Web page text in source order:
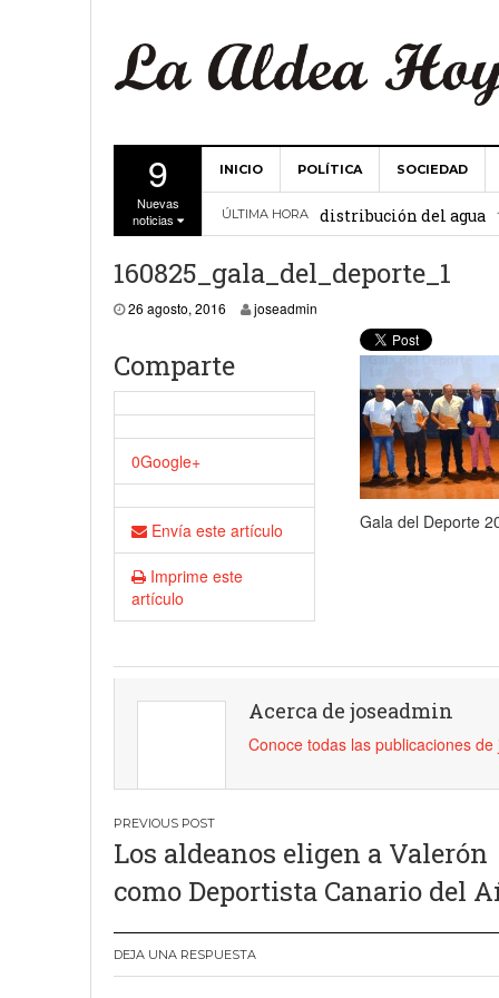
9
Nuevas
noticias
INICIO POLÍTICA SOCIEDAD
ÚLTIMA HORA
La Comunidad de
distribución del agua
Valencia
Gobierno de
La Comunidad de
19 diciembre, 2023
Víctor Hernández
Nicolás 18 junio, 2023
160825_gala_del_deporte_1
26 agosto, 2016 26 agosto, 2016
joseadmin
Gala del Deporte
Comparte
0Google+
Envía este artículo
Imprime este
artículo
Acerca de joseadmin
Conoce todas las publicaciones de
Navegación
de
entradas
Los aldeanos eligen a Valerón
como Deportista Canario del
DEJA UNA RESPUESTA